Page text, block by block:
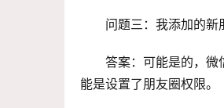
问题三：我添加的新
答案：可能是的，微
能是设置了朋友圈权限。